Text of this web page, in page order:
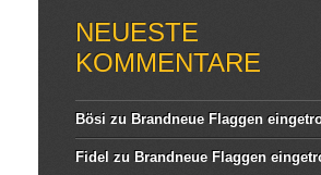
NEUESTE
KOMMENTARE
Bösi zuBrandneue Flaggen
Fidel zuBrandneue Flaggen